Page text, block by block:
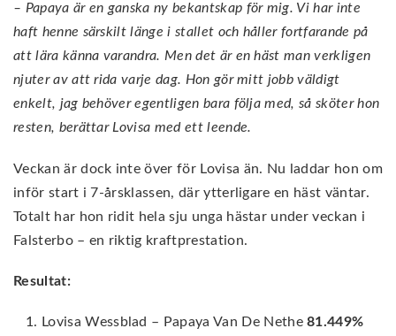
– Papaya är en ganska ny bekantskap för mig. Vi har inte
haft henne särskilt länge i stallet och håller fortfarande på
att lära känna varandra. Men det är en häst man verkligen
njuter av att rida varje dag. Hon gör mitt jobb väldigt
enkelt, jag behöver egentligen bara följa med, så sköter hon
resten, berättar Lovisa med ett leende.
Veckan är dock inte över för Lovisa än. Nu laddar hon om
inför start i 7-årsklassen, där ytterligare en häst väntar.
Totalt har hon ridit hela sju unga hästar under veckan i
Falsterbo – en riktig kraftprestation.
Resultat:
Lovisa Wessblad – Papaya Van De Nethe81.449%